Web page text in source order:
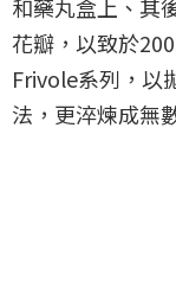
和藥丸盒上、其
花瓣，以致於
Frivole系列，以
法，更淬煉成無